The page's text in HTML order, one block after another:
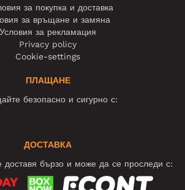
за покупка и доставка
за връщане и замяна
Условия за рекламация
Privacy policy
Cookie-settings
ПЛАЩАНЕ
безопасно и сигурно с:
ДОСТАВКА
доставя бързо и може да се проследи с: